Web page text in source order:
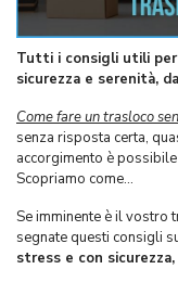
Tutti i consigli utili
sicurezza e serenità,
Come fare un trasloco
senza risposta certa,
accorgimento è
Scopriamo come…
Se imminente è il vostro
segnate questi consigli
stress e con